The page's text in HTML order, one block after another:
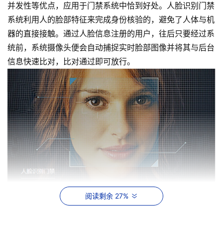
并发性等优点，应用于门禁系统中恰到好处。人脸识别门禁
系统利用人的脸部特征来完成身份核验的，避免了人体与机
器的直接接触。通过人脸信息注册的用户，往后只要经过系
统前，系统摄像头便会自动捕捉实时脸部图像并将其与后台
信息快速比对，比对通过即可放行。
各大老牌安防厂商开始加大力度投入研发人脸识别门禁系
统，包括海康、大华、中控智慧、汉王等。陆续也有AI公司
阅读剩余 27%